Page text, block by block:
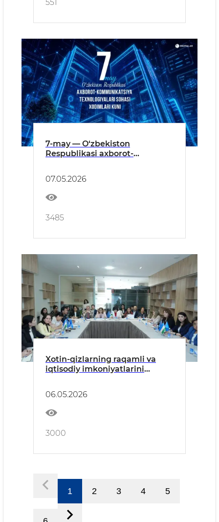
551
7-may — O‘zbekiston
Respublikasi axborot-
xodimlari kuni
07.05.2026
3485
Xotin-qizlarning raqamli va
iqtisodiy imkoniyatlarini
06.05.2026
3000
1 2 3 4 5